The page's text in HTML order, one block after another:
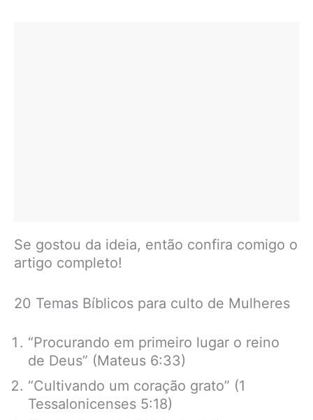
Se gostou da ideia, então confira comigo o
artigo completo!
20 Temas Bíblicos para culto de Mulheres
“Procurando em primeiro lugar o reino
de Deus” (Mateus 6:33)
“Cultivando um coração grato” (1
Tessalonicenses 5:18)